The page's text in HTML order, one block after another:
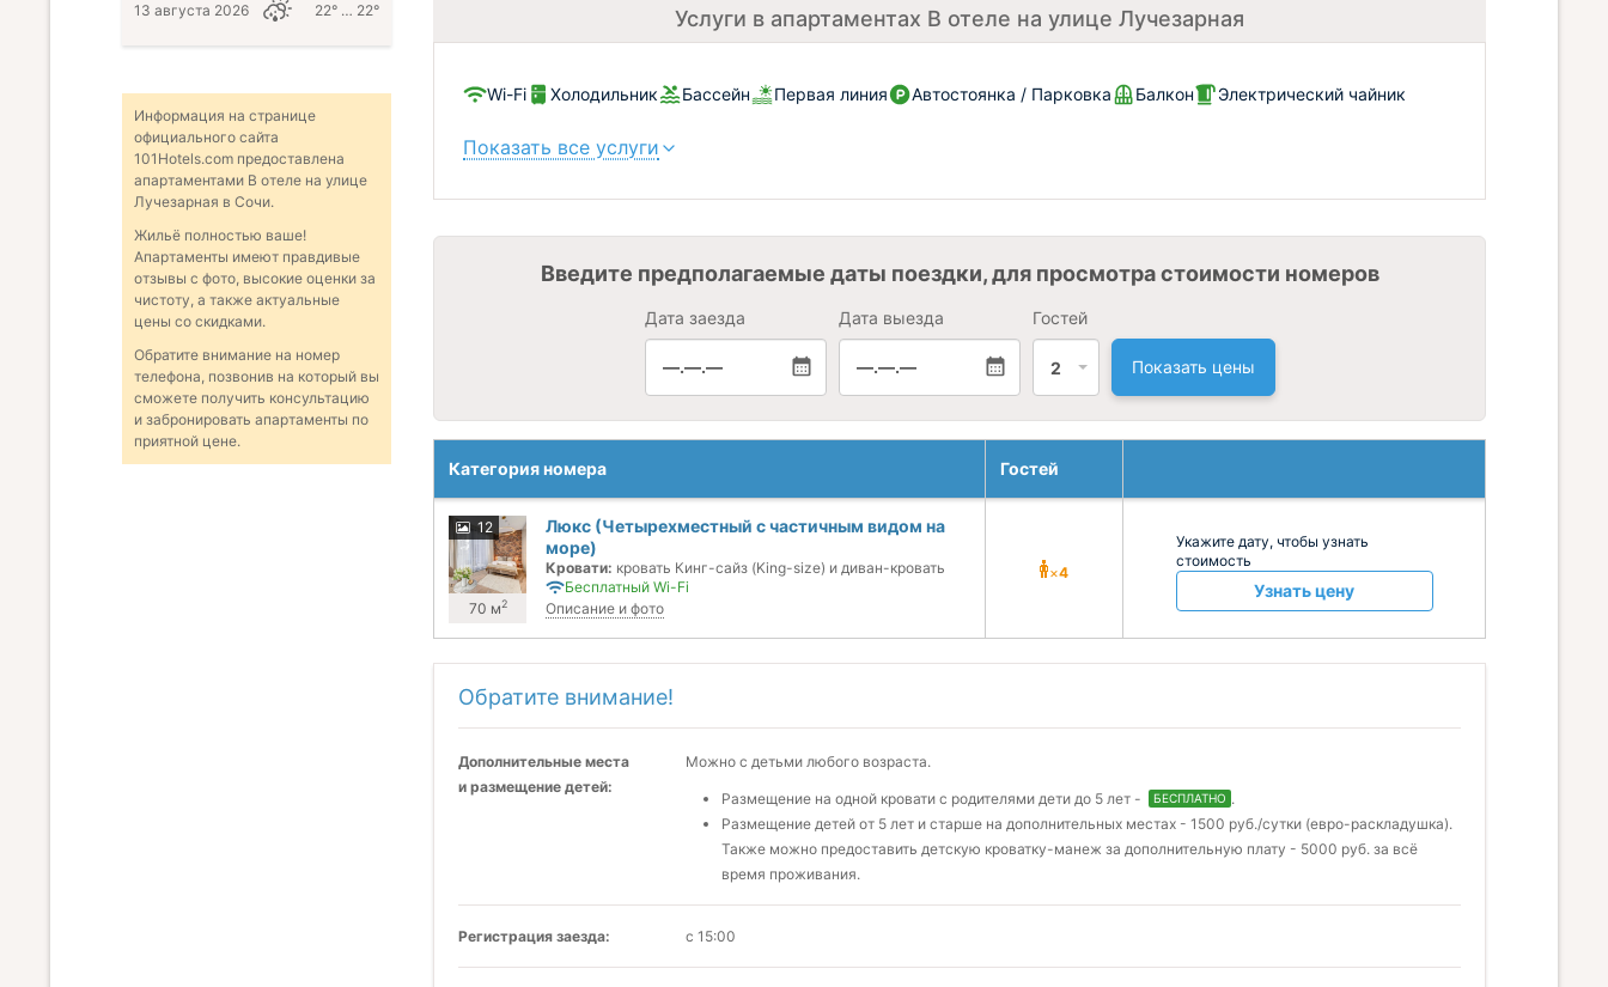
Услуги в апартаментах В отеле на улице Лучезарная
Wi-Fi Холодильник Бассейн Первая линия Автостоянка / Парковка Балкон Электрический чайник
Показать все услуги
Введите предполагаемые даты поездки, для просмотра стоимости номеров
Дата заезда
—.—.—
Дата выезда
—.—.—
Гостей
2 Показать цены
Категория номера Гостей
12
70 м2
Люкс (Четырехместный с частичным видом на
море)
Кровати: кровать Кинг-сайз (King-size) и диван-кровать
Бесплатный Wi-Fi
Описание и фото
×4
Укажите дату, чтобы узнать
стоимость
Узнать цену
Обратите внимание!
Дополнительные места
и размещение детей:
Можно с детьми любого возраста.
Размещение на одной кровати с родителями дети до 5 лет - БЕСПЛАТНО .
Размещение детей от 5 лет и старше на дополнительных местах - 1500 руб./сутки (евро-раскладушка).
Также можно предоставить детскую кроватку-манеж за дополнительную плату - 5000 руб. за всё
время проживания.
Регистрация заезда: с 15:00
13 августа 2026 22° … 22°
Информация на странице
официального сайта
101Hotels.com предоставлена
апартаментами В отеле на улице
Лучезарная в Сочи.
Жильё полностью ваше!
Апартаменты имеют правдивые
отзывы с фото, высокие оценки за
чистоту, а также актуальные
цены со скидками.
Обратите внимание на номер
телефона, позвонив на который вы
сможете получить консультацию
и забронировать апартаменты по
приятной цене.